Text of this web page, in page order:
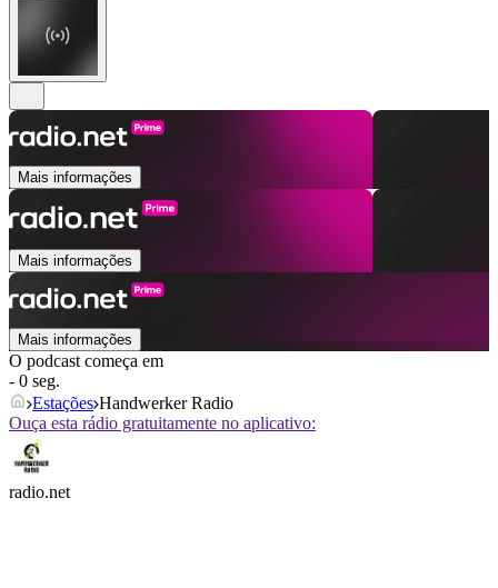
Mais informações
Mais informações
Mais informações
O podcast começa em
- 0 seg.
Estações Handwerker Radio
Ouça esta rádio gratuitamente no aplicativo:
radio.net